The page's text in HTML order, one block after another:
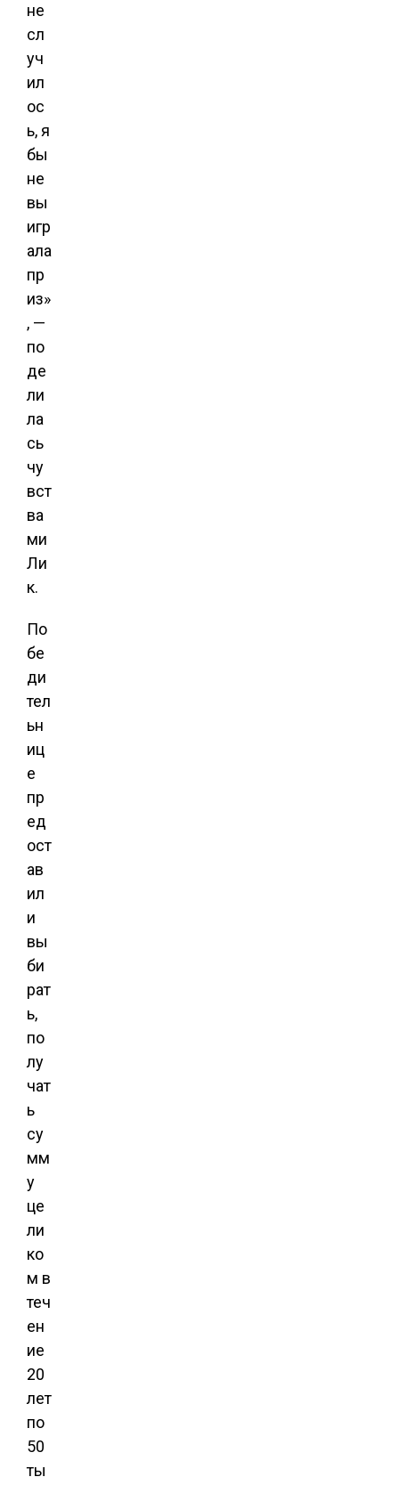
не
сл
уч
ил
ос
ь, я
бы
не
вы
игр
ала
пр
из»
, —
по
де
ли
ла
сь
чу
вст
ва
ми
Ли
к.
По
бе
ди
тел
ьн
иц
е
пр
ед
ост
ав
ил
и
вы
би
рат
ь,
по
лу
чат
ь
су
мм
у
це
ли
ко
м в
теч
ен
ие
20
лет
по
50
ты